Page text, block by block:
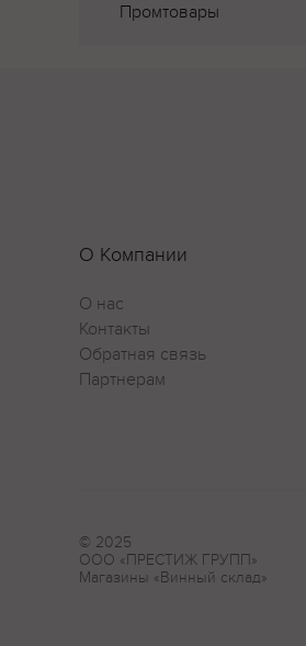
Промтовары
О Компании
О нас
Контакты
Обратная связь
Партнерам
© 2025
ООО «ПРЕСТИЖ ГРУПП»
Магазины «Винный склад»